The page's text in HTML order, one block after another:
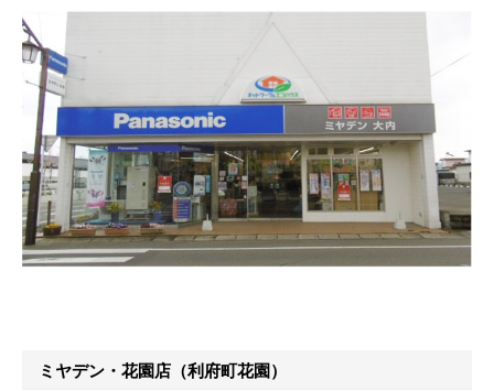
ミヤデン・花園店（利府町花園）